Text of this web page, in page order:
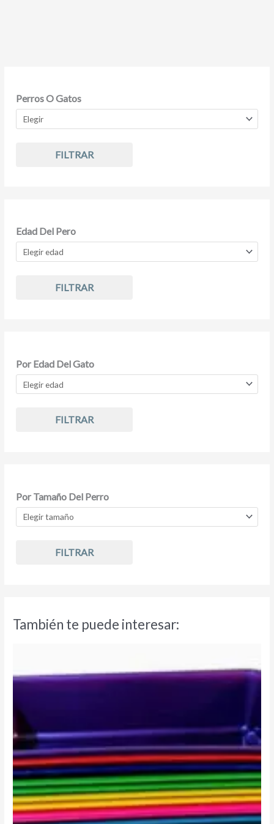
Perros O Gatos
FILTRAR
Edad Del Pero
FILTRAR
Por Edad Del Gato
FILTRAR
Por Tamaño Del Perro
FILTRAR
También te puede interesar: